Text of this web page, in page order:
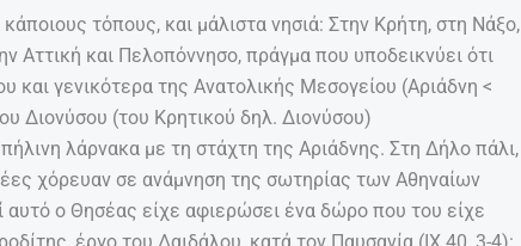
κάποιους τόπους, και μάλιστα νησιά: Στην Κρήτη, στη Νάξο,
Αττική και Πελοπόννησο, πράγμα που υποδεικνύει ότι
και γενικότερα της Ανατολικής Μεσογείου (Αριάδνη <
Διονύσου (του Κρητικού δηλ. Διονύσου)
λάρνακα με τη στάχτη της Αριάδνης. Στη Δήλο πάλι,
χόρευαν σε ανάμνηση της σωτηρίας των Αθηναίων
ο Θησέας είχε αφιερώσει ένα δώρο που του είχε
έργο του Δαιδάλου, κατά τον Παυσανία (ΙΧ 40, 3-4):